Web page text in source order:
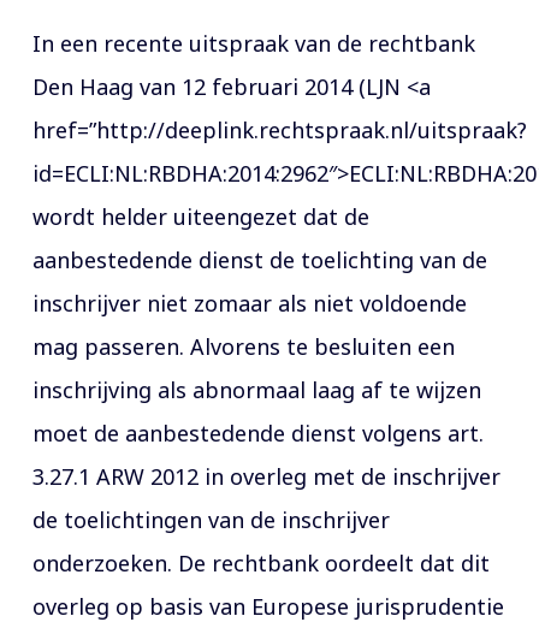
In een recente uitspraak van de rechtbank
Den Haag van 12 februari 2014 (LJN <a
href=”http://deeplink.rechtspraak.nl/uitspraak?
wordt helder uiteengezet dat de
aanbestedende dienst de toelichting van de
inschrijver niet zomaar als niet voldoende
mag passeren. Alvorens te besluiten een
inschrijving als abnormaal laag af te wijzen
moet de aanbestedende dienst volgens art.
3.27.1 ARW 2012 in overleg met de inschrijver
de toelichtingen van de inschrijver
onderzoeken. De rechtbank oordeelt dat dit
overleg op basis van Europese jurisprudentie